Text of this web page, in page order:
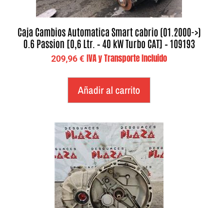
Caja Cambios Automatica Smart cabrio (01.2000->)
0.6 Passion [0,6 Ltr. – 40 kW Turbo CAT] – 109193
209,96€ IVA y Transporte Incluido
Añadir al carrito